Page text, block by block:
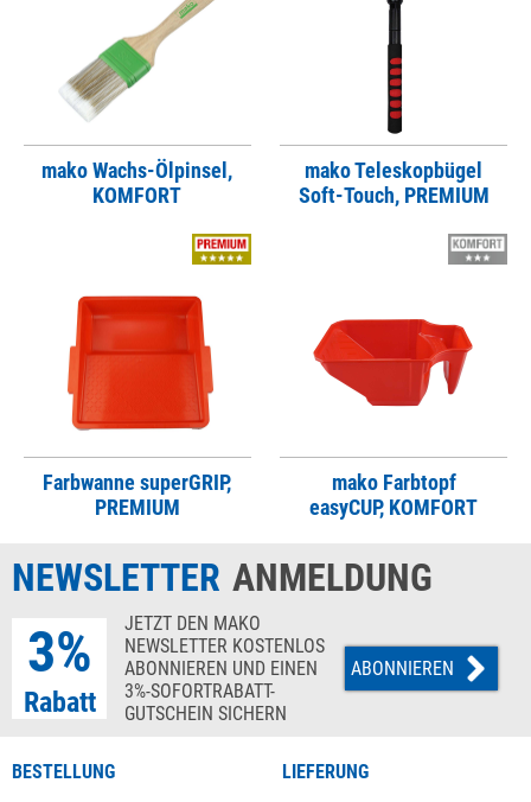
mako Wachs-Ölpinsel,
KOMFORT
mako Teleskopbügel
Soft-Touch, PREMIUM
Farbwanne superGRIP,
PREMIUM
mako Farbtopf
easyCUP, KOMFORT
NEWSLETTER ANMELDUNG
3%
Rabatt
JETZT DEN MAKO
NEWSLETTER KOSTENLOS
ABONNIEREN UND EINEN
3%-SOFORTRABATT-
GUTSCHEIN SICHERN
ABONNIEREN
BESTELLUNG LIEFERUNG